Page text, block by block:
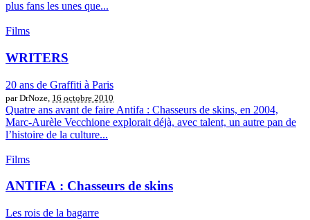
plus fans les unes que...
Films
WRITERS
20 ans de Graffiti à Paris
par DrNoze, 16 octobre 2010
Quatre ans avant de faire Antifa : Chasseurs de skins, en 2004,
Marc-Aurèle Vecchione explorait déjà, avec talent, un autre pan de
l’histoire de la culture...
Films
ANTIFA : Chasseurs de skins
Les rois de la bagarre